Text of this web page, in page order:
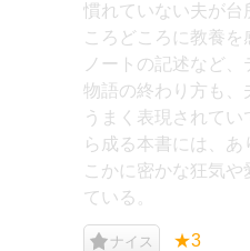
慣れていない夫が台
ころどころに教養
ノートの記述など、
物語の終わり方も、
うまく表現されて
ら成る本書には、
こかに密かな狂気
ている。
ナイス ★3